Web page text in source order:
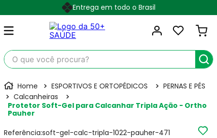
Entrega em todo o Brasil
O que você procura?
ESPORTIVOS E ORTOPÉDICOS
PERNAS E PÉS
Calcanheiras
Protetor Soft-Gel para Calcanhar Tripla Ação - Ortho
Pauher
Referência:soft-gel-calc-tripla-1022-pauher-471